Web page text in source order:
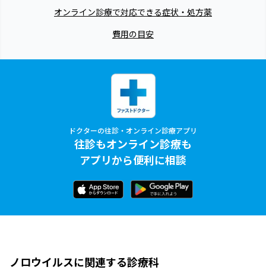
オンライン診療で対応できる症状・処方薬
費用の目安
ドクターの往診・オンライン診療アプリ
往診もオンライン診療も
アプリから便利に相談
ノロウイルスに関連する診療科